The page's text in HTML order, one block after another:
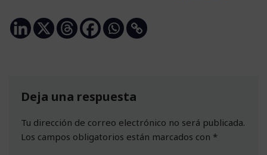
Deja una respuesta
Tu dirección de correo electrónico no será publicada.
Los campos obligatorios están marcados con *